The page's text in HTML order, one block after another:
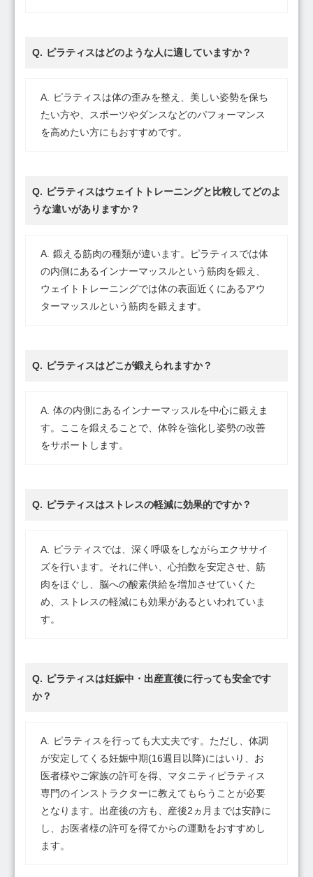
ピラティスはどのような人に適していますか？
ピラティスは体の歪みを整え、美しい姿勢を保ち
たい方や、スポーツやダンスなどのパフォーマンス
を高めたい方にもおすすめです。
ピラティスはウェイトトレーニングと比較してどのよ
うな違いがありますか？
鍛える筋肉の種類が違います。ピラティスでは体
の内側にあるインナーマッスルという筋肉を鍛え、
ウェイトトレーニングでは体の表面近くにあるアウ
ターマッスルという筋肉を鍛えます。
ピラティスはどこが鍛えられますか？
体の内側にあるインナーマッスルを中心に鍛えま
す。ここを鍛えることで、体幹を強化し姿勢の改善
をサポートします。
ピラティスはストレスの軽減に効果的ですか？
ピラティスでは、深く呼吸をしながらエクササイ
ズを行います。それに伴い、心拍数を安定させ、筋
肉をほぐし、脳への酸素供給を増加させていくた
め、ストレスの軽減にも効果があるといわれていま
す。
ピラティスは妊娠中・出産直後に行っても安全です
か？
ピラティスを行っても大丈夫です。ただし、体調
が安定してくる妊娠中期(16週目以降)にはいり、お
医者様やご家族の許可を得、マタニティピラティス
専門のインストラクターに教えてもらうことが必要
となります。出産後の方も、産後2ヵ月までは安静に
し、お医者様の許可を得てからの運動をおすすめし
ます。